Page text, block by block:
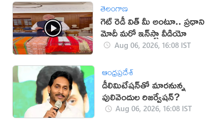
తెలంగాణ
గెట్ రెడీ విత్ మీ అంటూ.. ప్రధాని
మోదీ మరో ఇన్‌స్టా వీడియో
Aug 06, 2026, 16:08 IST
ఆంధ్రప్రదేశ్
డీలిమిటేషన్‌తో మారనున్న
పులివెందుల రిజర్వేషన్?
Aug 06, 2026, 16:08 IST